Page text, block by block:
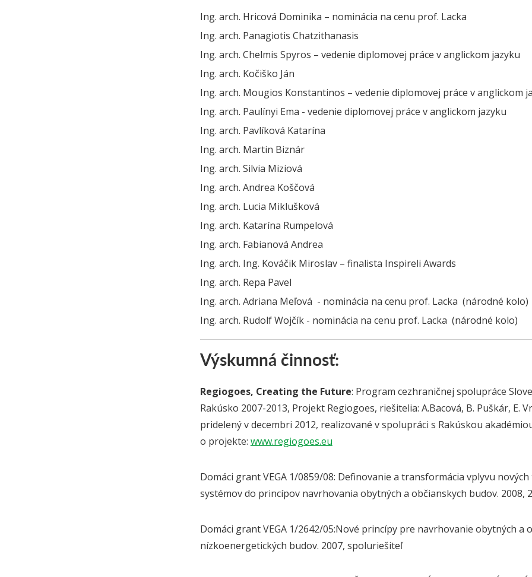
Ing. arch. Hricová Dominika – nominácia na cenu prof. Lacka
Ing. arch. Panagiotis Chatzithanasis
Ing. arch. Chelmis Spyros – vedenie diplomovej práce v anglickom jazyku
Ing. arch. Kočiško Ján
Ing. arch. Mougios Konstantinos – vedenie diplomovej práce v anglickom
Ing. arch. Paulínyi Ema - vedenie diplomovej práce v anglickom jazyku
Ing. arch. Pavlíková Katarína
Ing. arch. Martin Biznár
Ing. arch. Silvia Miziová
Ing. arch. Andrea Koščová
Ing. arch. Lucia Miklušková
Ing. arch. Katarína Rumpelová
Ing. arch. Fabianová Andrea
Ing. arch. Ing. Kováčik Miroslav – finalista Inspireli Awards
Ing. arch. Repa Pavel
Ing. arch. Adriana Meľová - nominácia na cenu prof. Lacka (národné kolo)
Ing. arch. Rudolf Wojčík - nominácia na cenu prof. Lacka (národné kolo)
Výskumná činnosť:
Regiogoes, Creating the Future: Program cezhraničnej spolupráce
Rakúsko 2007-2013, Projekt Regiogoes, riešitelia: A.Bacová, B. Puškár, E.
pridelený v decembri 2012, realizované v spolupráci s Rakúskou
o projekte: www.regiogoes.eu
Domáci grant VEGA 1/0859/08: Definovanie a transformácia vplyvu
systémov do princípov navrhovania obytných a občianskych budov. 2008,
Domáci grant VEGA 1/2642/05:Nové princípy pre navrhovanie obytných a
nízkoenergetických budov. 2007, spoluriešiteľ